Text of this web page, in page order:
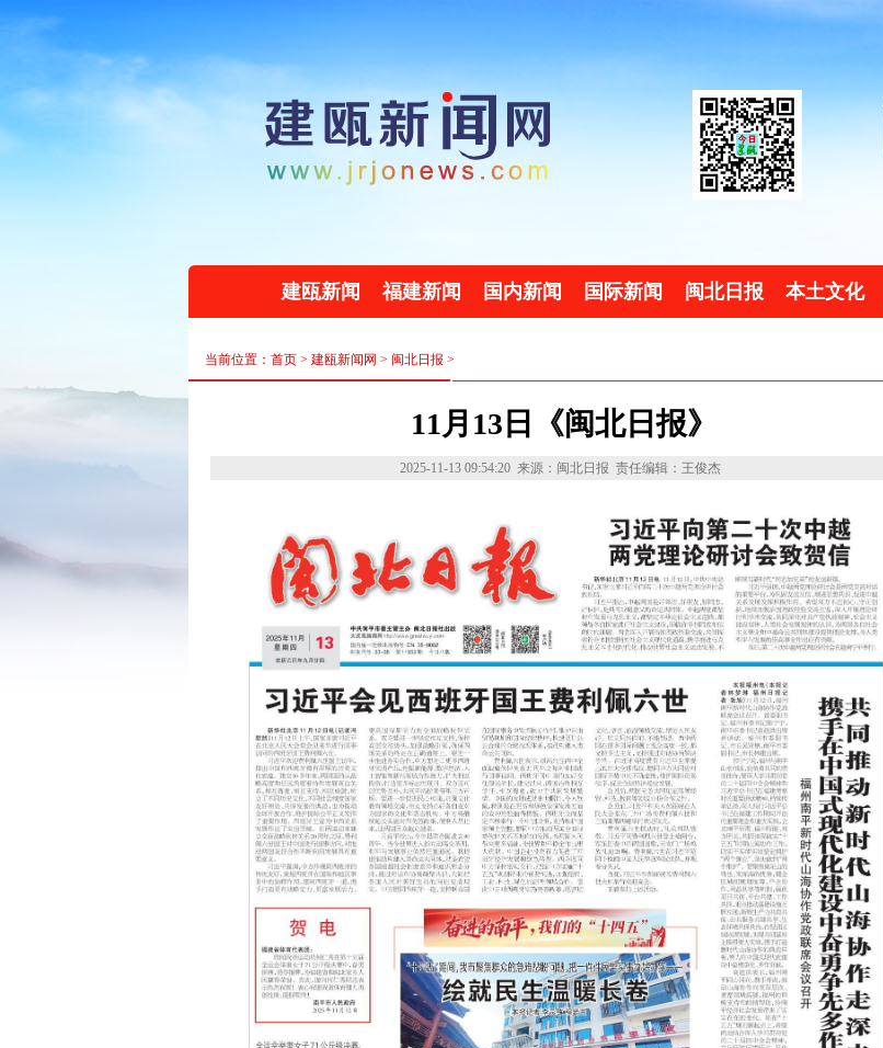
建瓯新闻 福建新闻 国内新闻 国际新闻 闽北日报 本土文化
当前位置：首页 > 建瓯新闻网 > 闽北日报 >
11月13日《闽北日报》
2025-11-13 09:54:20 来源：闽北日报 责任编辑：王俊杰